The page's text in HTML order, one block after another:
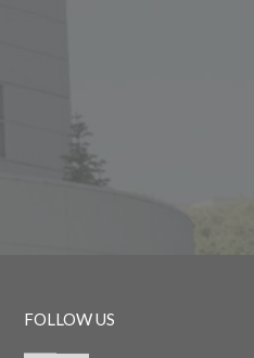
FOLLOW US